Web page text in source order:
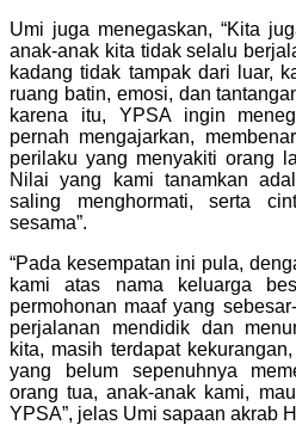
Umi juga menegaskan, “Kita
anak-anak kita tidak selalu
kadang tidak tampak dari luar,
ruang batin, emosi, dan
karena itu, YPSA ingin
pernah mengajarkan,
perilaku yang menyakiti orang
Nilai yang kami tanamkan
saling menghormati, serta
sesama”.
“Pada kesempatan ini pula,
kami atas nama keluarga
permohonan maaf yang
perjalanan mendidik dan
kita, masih terdapat
yang belum sepenuhnya
orang tua, anak-anak kami,
YPSA”, jelas Umi sapaan akrab